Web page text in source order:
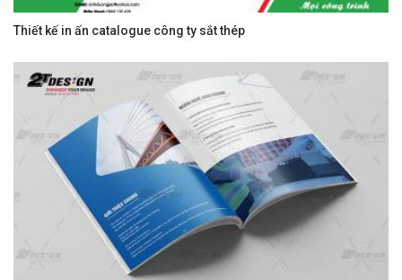
Thiết kế in ấn catalogue công ty sắt thép